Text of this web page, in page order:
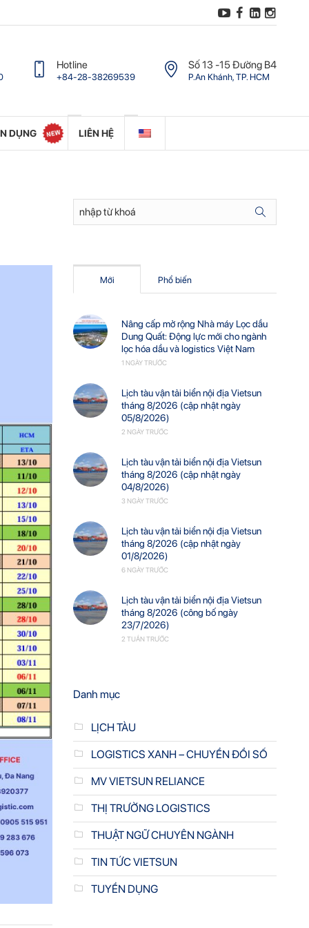
Hotline
+84-28-38269539
Số 13 -15 Ðường B4
P.An Khánh, TP. HCM
DỤNG LIÊN HỆ
Mới Phổ biến
Nâng cấp mở rộng Nhà máy Lọc dầu
Dung Quất: Động lực mới cho ngành
lọc hóa dầu và logistics Việt Nam
1 NGÀY TRƯỚC
Lịch tàu vận tải biển nội địa Vietsun
tháng 8/2026 (cập nhật ngày
05/8/2026)
2 NGÀY TRƯỚC
Lịch tàu vận tải biển nội địa Vietsun
tháng 8/2026 (cập nhật ngày
04/8/2026)
3 NGÀY TRƯỚC
Lịch tàu vận tải biển nội địa Vietsun
tháng 8/2026 (cập nhật ngày
01/8/2026)
6 NGÀY TRƯỚC
Lịch tàu vận tải biển nội địa Vietsun
tháng 8/2026 (công bố ngày
23/7/2026)
2 TUẦN TRƯỚC
Danh mục
LỊCH TÀU
LOGISTICS XANH – CHUYỂN ĐỔI SỐ
MV VIETSUN RELIANCE
THỊ TRƯỜNG LOGISTICS
THUẬT NGỮ CHUYÊN NGÀNH
TIN TỨC VIETSUN
TUYỂN DỤNG